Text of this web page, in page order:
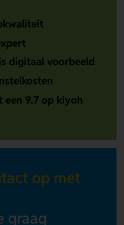
digitaal voorbeeld
een 9.7 op kiyoh
op met
graag